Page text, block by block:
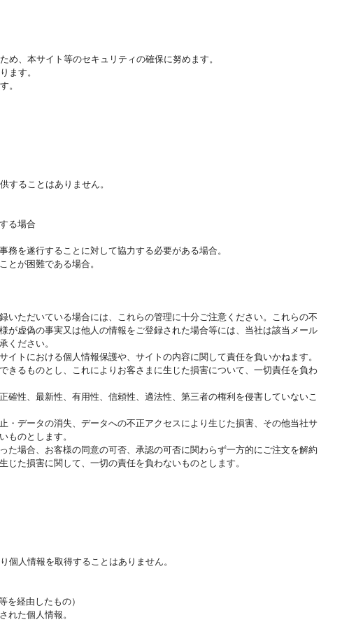
、本サイト等のセキュリティの確保に努めます。
ます。
。
することはありません。
る場合
を遂行することに対して協力する必要がある場合。
とが困難である場合。
ただいている場合には、これらの管理に十分ご注意ください。これらの不
虚偽の事実又は他人の情報をご登録された場合等には、当社は該当メール
ください。
トにおける個人情報保護や、サイトの内容に関して責任を負いかねます。
るものとし、これによりお客さまに生じた損害について、一切責任を負わ
性、最新性、有用性、信頼性、適法性、第三者の権利を侵害していないこ
データの消失、データへの不正アクセスにより生じた損害、その他当社サ
ものとします。
場合、お客様の同意の可否、承認の可否に関わらず一方的にご注文を解約
た損害に関して、一切の責任を負わないものとします。
個人情報を取得することはありません。
を経由したもの）
れた個人情報。